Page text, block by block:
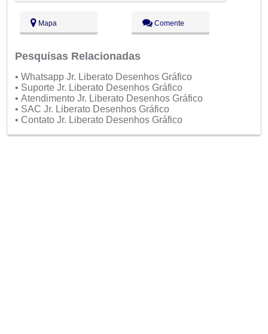
Sex:
Sáb:
Fechado
Dom:
Fechado
Mapa Comente
Pesquisas Relacionadas
• Whatsapp Jr. Liberato Desenhos Gráfico
• Suporte Jr. Liberato Desenhos Gráfico
• Atendimento Jr. Liberato Desenhos Gráfico
• SAC Jr. Liberato Desenhos Gráfico
• Contato Jr. Liberato Desenhos Gráfico